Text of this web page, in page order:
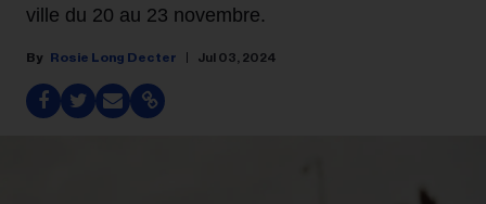
ville du 20 au 23 novembre.
Rosie Long Decter Jul 03, 2024